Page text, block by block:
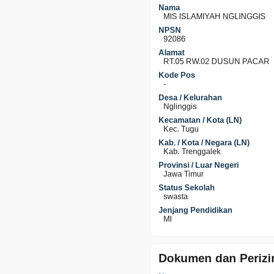
Nama
MIS ISLAMIYAH NGLINGGIS
NPSN
92086
Alamat
RT.05 RW.02 DUSUN PACAR
Kode Pos
-
Desa / Kelurahan
Nglinggis
Kecamatan / Kota (LN)
Kec. Tugu
Kab. / Kota / Negara (LN)
Kab. Trenggalek
Provinsi / Luar Negeri
Jawa Timur
Status Sekolah
swasta
Jenjang Pendidikan
MI
Dokumen dan